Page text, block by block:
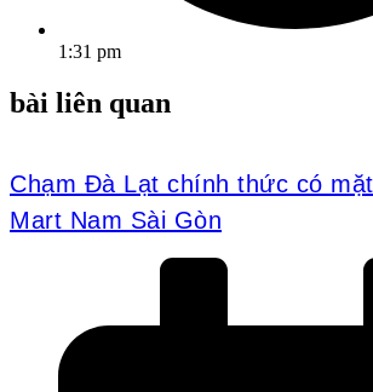
1:31 pm
bài liên quan
Chạm Đà Lạt chính thức có
Mart Nam Sài Gòn